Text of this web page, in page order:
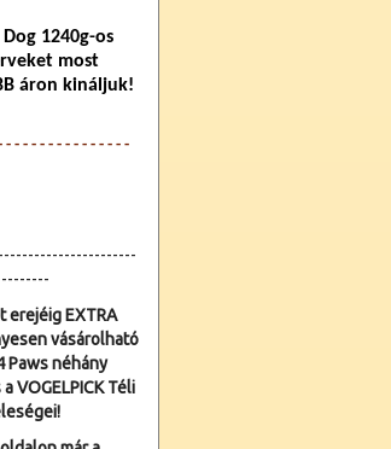
1240g-os
most
áron kináljuk!
- - -- - - - - - - - - - - -
--------
erejéig EXTRA
vásárolható
Paws néhány
VOGELPICK Téli